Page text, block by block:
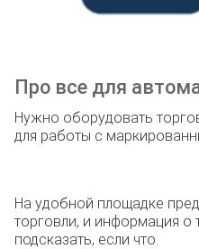
Про все для
Нужно оборудовать
для работы с
На удобной площадке
торговли, и информация о
подсказать, если что.